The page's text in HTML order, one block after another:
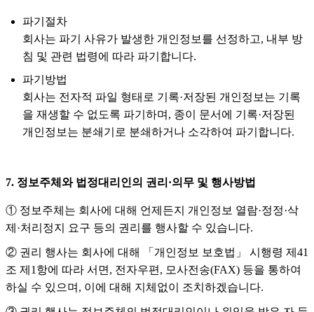
파기절차
회사는 파기 사유가 발생한 개인정보를 선정하고, 내부 방
침 및 관련 법령에 따라 파기합니다.
파기방법
회사는 전자적 파일 형태로 기록·저장된 개인정보는 기록
을 재생할 수 없도록 파기하며, 종이 문서에 기록·저장된
개인정보는 분쇄기로 분쇄하거나 소각하여 파기합니다.
7. 정보주체와 법정대리인의 권리·의무 및 행사방법
① 정보주체는 회사에 대해 언제든지 개인정보 열람·정정·삭
제·처리정지 요구 등의 권리를 행사할 수 있습니다.
② 권리 행사는 회사에 대해 「개인정보 보호법」 시행령 제41
조 제1항에 따라 서면, 전자우편, 모사전송(FAX) 등을 통하여
하실 수 있으며, 이에 대해 지체없이 조치하겠습니다.